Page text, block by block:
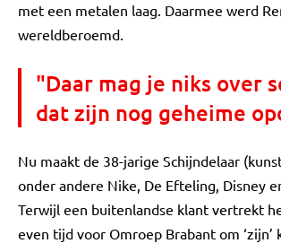
met een metalen laag. Daarmee werd
wereldberoemd.
"Daar mag je niks over
dat zijn nog geheime
Nu maakt de 38-jarige Schijndelaar
onder andere Nike, De Efteling, Disney
Terwijl een buitenlandse klant vertrekt
even tijd voor Omroep Brabant om ‘zijn’